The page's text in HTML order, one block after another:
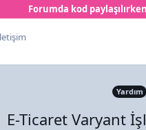
Forumda kod
Yardım
E-Ticaret Varyant